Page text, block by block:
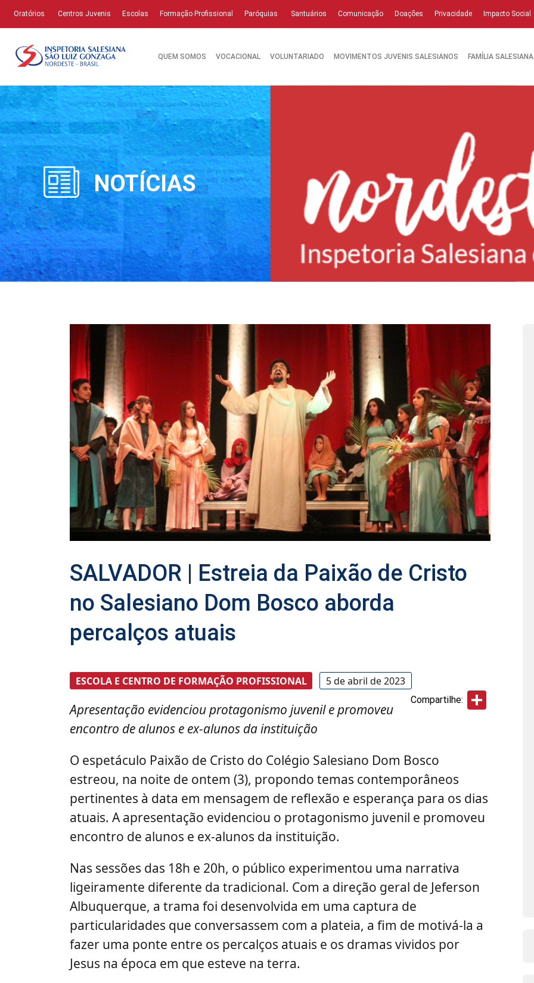
Oratórios Centros Juvenis Escolas Formação Profissional Paróquias Santuários Comunicação Doações Privacidade Impacto Social
QUEM SOMOS VOCACIONAL VOLUNTARIADO MOVIMENTOS JUVENIS SALESIANOS FAMÍLIA SALESIANA
NOTÍCIAS
SALVADOR | Estreia da Paixão de Cristo
no Salesiano Dom Bosco aborda
percalços atuais
ESCOLA E CENTRO DE FORMAÇÃO PROFISSIONAL 5 de abril de 2023
Compartilhe:
Apresentação evidenciou protagonismo juvenil e promoveu
encontro de alunos e ex-alunos da instituição
O espetáculo Paixão de Cristo do Colégio Salesiano Dom Bosco
estreou, na noite de ontem (3), propondo temas contemporâneos
pertinentes à data em mensagem de reflexão e esperança para os dias
atuais. A apresentação evidenciou o protagonismo juvenil e promoveu
encontro de alunos e ex-alunos da instituição.
Nas sessões das 18h e 20h, o público experimentou uma narrativa
ligeiramente diferente da tradicional. Com a direção geral de Jeferson
Albuquerque, a trama foi desenvolvida em uma captura de
particularidades que conversassem com a plateia, a fim de motivá-la a
fazer uma ponte entre os percalços atuais e os dramas vividos por
Jesus na época em que esteve na terra.